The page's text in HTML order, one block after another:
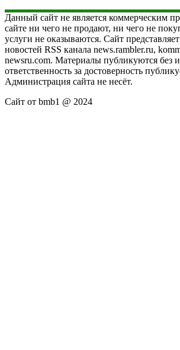
Данный сайт не является коммерческим
сайте ни чего не продают, ни чего не
услуги не оказываются. Сайт
новостей RSS канала news.rambler.ru,
newsru.com. Материалы публикуются без
ответственность за достоверность
Администрация сайта не несёт.
Сайт от bmb1 @ 2024